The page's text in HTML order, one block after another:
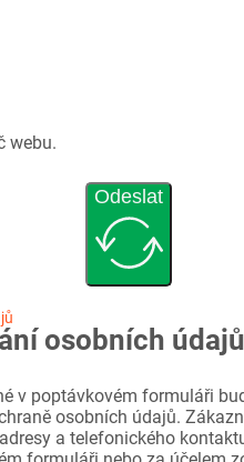
webu.
Odeslat
osobních údajů
v poptávkovém formuláři
osobních údajů.
a telefonického